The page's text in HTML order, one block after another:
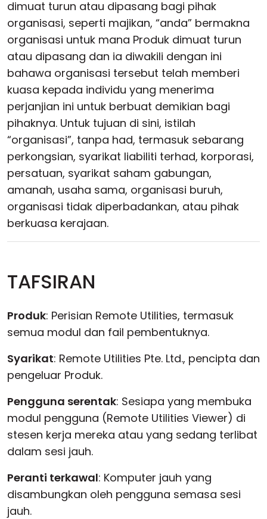
dimuat turun atau dipasang bagi pihak
organisasi, seperti majikan, “anda” bermakna
organisasi untuk mana Produk dimuat turun
atau dipasang dan ia diwakili dengan ini
bahawa organisasi tersebut telah memberi
kuasa kepada individu yang menerima
perjanjian ini untuk berbuat demikian bagi
pihaknya. Untuk tujuan di sini, istilah
“organisasi”, tanpa had, termasuk sebarang
perkongsian, syarikat liabiliti terhad, korporasi,
persatuan, syarikat saham gabungan,
amanah, usaha sama, organisasi buruh,
organisasi tidak diperbadankan, atau pihak
berkuasa kerajaan.
TAFSIRAN
Produk: Perisian Remote Utilities, termasuk
semua modul dan fail pembentuknya.
Syarikat: Remote Utilities Pte. Ltd., pencipta dan
pengeluar Produk.
Pengguna serentak: Sesiapa yang membuka
modul pengguna (Remote Utilities Viewer) di
stesen kerja mereka atau yang sedang terlibat
dalam sesi jauh.
Peranti terkawal: Komputer jauh yang
disambungkan oleh pengguna semasa sesi
jauh.